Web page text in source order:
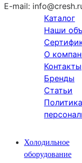
E-mail:
Каталог
Наши
О
Контакты
Бренды
Статьи
Холодильное
оборудование